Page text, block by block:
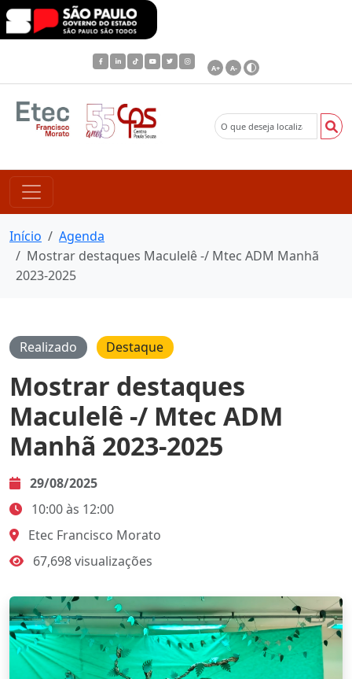
A+ A-
Início
Agenda
Mostrar destaques Maculelê -/ Mtec ADM Manhã
2023-2025
Realizado Destaque
Mostrar destaques
Maculelê -/ Mtec ADM
Manhã 2023-2025
29/08/2025
10:00 às 12:00
Etec Francisco Morato
67,698 visualizações